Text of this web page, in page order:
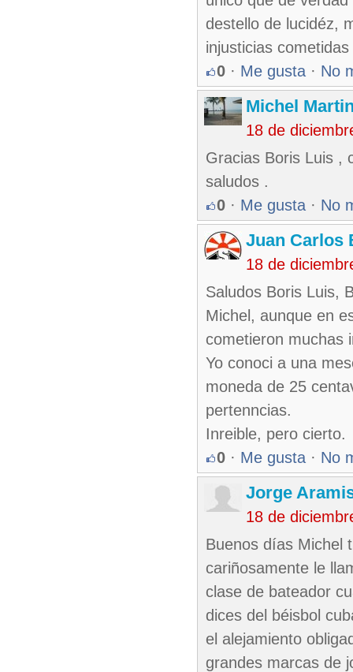
destello de lucidéz,
injusticias
0 · Me gusta · No
Michel
18 de
Gracias Boris Luis ,
saludos .
0 · Me gusta · No
Juan Carlos
18 de
Saludos Boris Luis,
Michel, aunque en
cometieron muchas
Yo conoci a una
moneda de 25
pertenncias.
Inreible, pero cierto.
0 · Me gusta · No
Jorge
18 de
Buenos días Michel
cariñosamente le
clase de bateador
dices del béisbol
el alejamiento
grandes marcas de